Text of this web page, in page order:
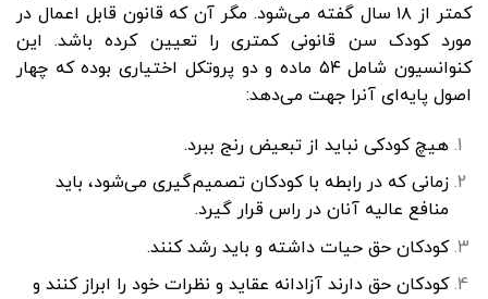
کمتر از ۱۸ سال گفته می‌شود. مگر آن که قانون قابل اعمال در
مورد کودک سن قانونی کمتری را تعیین کرده باشد. این
کنوانسیون شامل ۵۴ ماده و دو پروتکل اختیاری بوده که چهار
اصول پایه‌ای آنرا جهت می‌دهد:
هیچ کودکی نباید از تبعیض رنج ببرد.
زمانی‌ که در رابطه با کودکان تصمیم‌گیری می‌شود، باید
منافع عالیه آنان در راس قرار گیرد.
کودکان حق حیات داشته و باید رشد کنند.
کودکان حق دارند آزادانه عقاید و نظرات خود را ابراز کنند و